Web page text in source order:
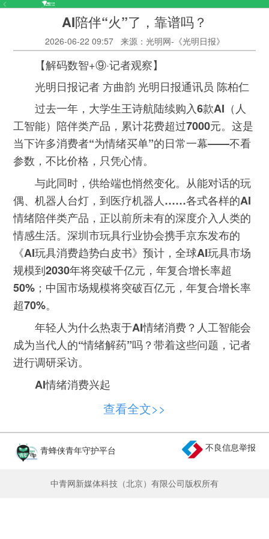
AI陪伴“火”了，靠谱吗？
2026-06-22 09:57 来源：光明网-《光明日报》
【解码数智+⑨·记者观察】
光明日报记者 方曲韵 光明日报通讯员 陈柏仁
过去一年，大学生王诗航陆续购入6款AI（人
工智能）陪伴类产品，累计花费超过7000元。这是
当下许多消费者“为情绪买单”的日常一幕——不看
参数，不比价格，只凭心情。
与此同时，供给端也悄然变化。从能对话的玩
偶、机器人台灯，到医疗机器人……各式各样的AI
情绪陪伴类产品，正以前所未有的深度介入人类的
情感生活。深圳市玩具行业协会携手京东发布的
《AI玩具消费趋势白皮书》预计，全球AI玩具市场
规模到2030年将突破千亿元，年复合增长率超
50%；中国市场规模将突破百亿元，年复合增长率
超70%。
年轻人为什么热衷于AI情绪消费？人工智能会
成为当代人的“情绪解药”吗？带着这些问题，记者
进行调研采访。
AI情绪消费兴起
2026北京亦庄人形机器人半程马拉松赛场上，
的小机器人在社交平台上收获了很多点赞。不少人
期待，这款能够提供情绪价值的陪伴型机器人可以
查看全文>>
青蜂侠青年守护平台 不良信息举报
中青网新媒体科技（北京）有限公司版权所有